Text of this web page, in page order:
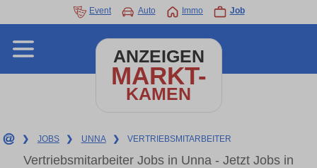
Event Auto Immo Job
ANZEIGEN
MARKT-
KAMEN
❯ JOBS ❯ UNNA ❯ VERTRIEBSMITARBEITER
Vertriebsmitarbeiter Jobs in Unna - Jetzt Jobs in